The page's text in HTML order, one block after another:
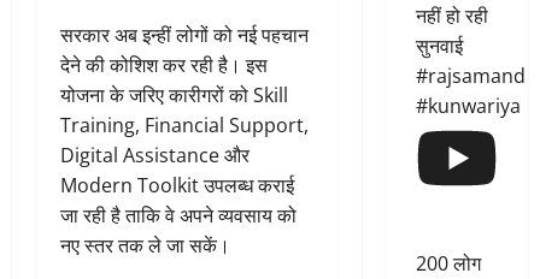
सरकार अब इन्हीं लोगों को नई पहचान
देने की कोशिश कर रही है। इस
योजना के जरिए कारीगरों को Skill
Training, Financial Support,
Digital Assistance और
Modern Toolkit उपलब्ध कराई
जा रही है ताकि वे अपने व्यवसाय को
नए स्तर तक ले जा सकें।
नहीं हो रही
सुनवाई
#rajsamand
#kunwariya
200 लोग